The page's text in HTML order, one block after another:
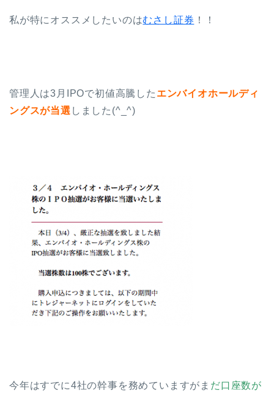
私が特にオススメしたいのはむさし証券 ！！
管理人は3月IPOで初値高騰した エンバイオホールディ
ングスが当選 しました(^_^)
今年はすでに4社の幹事を務めていますがま だ口座数が